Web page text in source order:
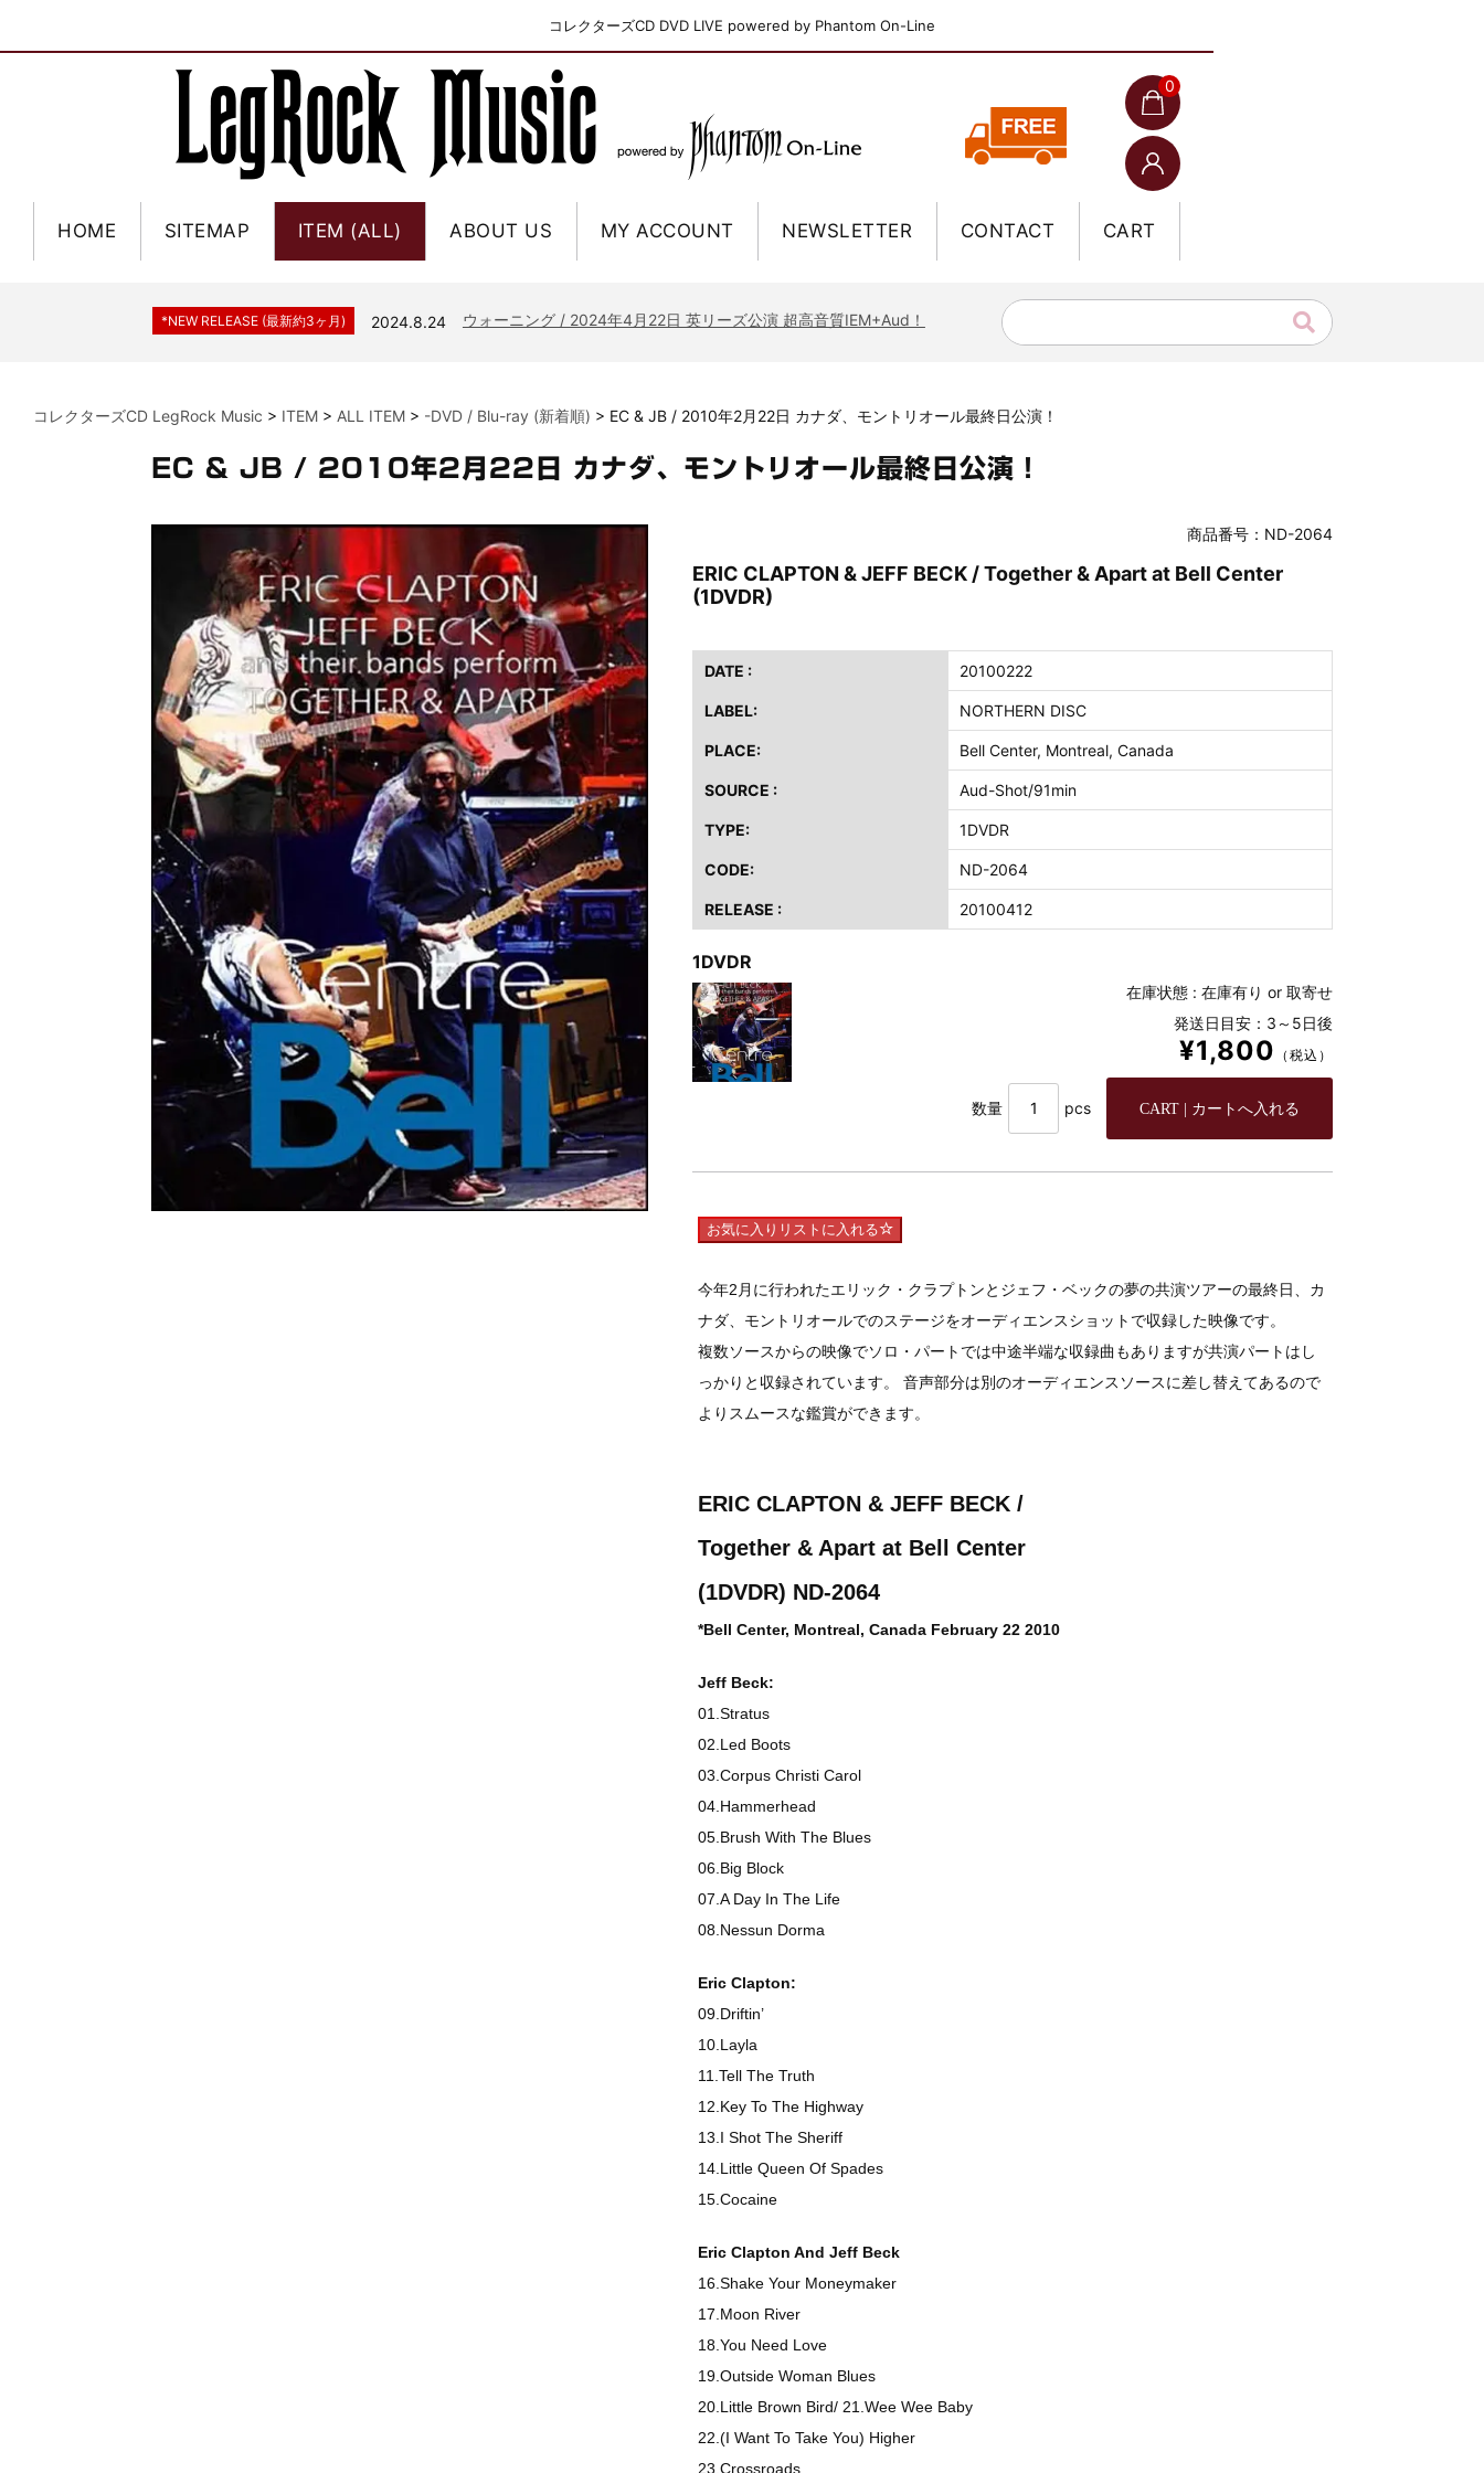
コレクターズCD DVD LIVE powered by Phantom On-Line
0
HOME SITEMAP ITEM (ALL) ABOUT US MY ACCOUNT NEWSLETTER CONTACT CART
*NEW RELEASE (最新約3ヶ月) 2024.6.9 ジャーニー / 1979年5月8+9日 コロラド州 2公演 SBD 完全収録！
*NEW RELEASE (最新約3ヶ月) 2024.8.24 ウォーニング / 2024年4月22日 英リーズ公演 超高音質IEM+Aud！
スコーピオンズ / 2024年6月15日 リスボン公演 FHD 完全収録！
*NEW RELEASE (最新約3ヶ月) 2024.6.20 マネスキン / 2024年6月9日 ドイツ ROCK AM RING 公演 FHD 完全収録！
2024.6.9
*NEW RELEASE (最新約3ヶ月) ユーライア・ヒープ / 2023年8月3日 ドイツ W.O.A. 公演 FHD 完全収録！
*NEW RELEASE (最新約3ヶ月) 2024.6.9 ジャーニー / 1979年5月8+9日 コロラド州 2公演 SBD 完全収録！
*NEW RELEASE (最新約3ヶ月) 2024.11.9 NGHFB / 2024年7月28日 フジロック’24公演 超高音質AI-SBD！
*NEW RELEASE (最新約3ヶ月) 2024.8.24 ウォーニング / 2024年4月22日 英リーズ公演 超高音質IEM+Aud！
*NEW RELEASE (最新約3ヶ月) 2024.6.24 ビリー・ジョエル / 2024年3月24日 100Aniv. 米M.S.G公演 完全収録！
*NEW RELEASE (最新約3ヶ月)
2024.6.24
リアム・ギャラガー / 2024年6月3日 カーディフ公演 IEM/AUD 完全収録！
*NEW RELEASE (最新約3ヶ月) 2024.6.24 スコーピオンズ / 2024年6月15日 リスボン公演 FHD 完全収録！
*NEW RELEASE (最新約3ヶ月) 2024.6.20 マネスキン / 2024年6月9日 ドイツ ROCK AM RING 公演 FHD 完全収録！
*NEW RELEASE (最新約3ヶ月) 2024.6.9 リアム・ギャラガー / 2024年6月1日 英国シェフィールド公演 完全収録！
*NEW RELEASE (最新約3ヶ月) 2024.6.9 メガデス / 2023年8月4日 ドイツ W.O.A. 公演 FHD 完全収録！
*NEW RELEASE (最新約3ヶ月) 2024.6.9 ユーライア・ヒープ / 2023年8月3日 ドイツ W.O.A. 公演 FHD 完全収録！
*NEW RELEASE (最新約3ヶ月) 2024.6.9 ジャーニー / 1979年5月8+9日 コロラド州 2公演 SBD 完全収録！
コレクターズCD LegRock Music > ITEM > ALL ITEM > -DVD / Blu-ray (新着順) > EC & JB / 2010年2月22日 カナダ、モントリオール最終日公演！
EC & JB / 2010年2月22日 カナダ、モントリオール最終日公演！
商品番号：ND-2064
ERIC CLAPTON & JEFF BECK / Together & Apart at Bell Center
(1DVDR)
DATE : 20100222
LABEL: NORTHERN DISC
PLACE: Bell Center, Montreal, Canada
SOURCE : Aud-Shot/91min
TYPE: 1DVDR
CODE: ND-2064
RELEASE : 20100412
1DVDR
在庫状態 : 在庫有り or 取寄せ
発送日目安：3～5日後
¥1,800 （税込）
数量 pcs
お気に入りリストに入れる
今年2月に行われたエリック・クラプトンとジェフ・ベックの夢の共演ツアーの最終日、カ
ナダ、モントリオールでのステージをオーディエンスショットで収録した映像です。
複数ソースからの映像でソロ・パートでは中途半端な収録曲もありますが共演パートはし
っかりと収録されています。 音声部分は別のオーディエンスソースに差し替えてあるので
よりスムースな鑑賞ができます。
ERIC CLAPTON & JEFF BECK /
Together & Apart at Bell Center
(1DVDR) ND-2064
*Bell Center, Montreal, Canada February 22 2010
Jeff Beck:
01.Stratus
02.Led Boots
03.Corpus Christi Carol
04.Hammerhead
05.Brush With The Blues
06.Big Block
07.A Day In The Life
08.Nessun Dorma
Eric Clapton:
09.Driftin’
10.Layla
11.Tell The Truth
12.Key To The Highway
13.I Shot The Sheriff
14.Little Queen Of Spades
15.Cocaine
Eric Clapton And Jeff Beck
16.Shake Your Moneymaker
17.Moon River
18.You Need Love
19.Outside Woman Blues
20.Little Brown Bird/ 21.Wee Wee Baby
22.(I Want To Take You) Higher
23.Crossroads